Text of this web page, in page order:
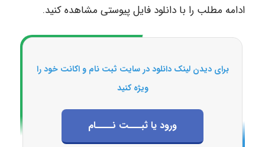
ادامه مطلب را با دانلود فایل پیوستی مشاهده کنید.
برای دیدن لینک دانلود در سایت ثبت نام و اکانت خود را
ویژه کنید
ورود یا ثبـــت نــــام